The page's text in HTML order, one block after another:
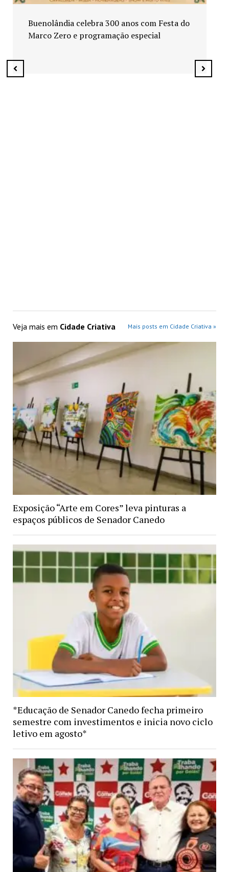
*Educação de Senador Canedo fecha
primeiro semestre com investimentos e
inicia novo ciclo letivo em agosto*
Veja mais em Cidade Criativa Mais posts em Cidade Criativa »
Exposição “Arte em Cores” leva pinturas a
espaços públicos de Senador Canedo
*Educação de Senador Canedo fecha primeiro
semestre com investimentos e inicia novo ciclo
letivo em agosto*